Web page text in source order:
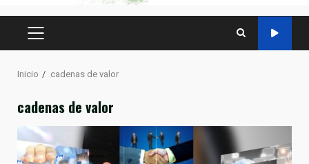
MENÚ
Inicio cadenas de valor
cadenas de valor